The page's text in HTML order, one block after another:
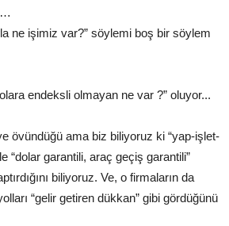
…
ne işimiz var?” söylemi boş bir söylem
endeksli olmayan ne var ?” oluyor...
övündüğü ama biz biliyoruz ki “yap-işlet-
“dolar garantili, araç geçiş garantili”
biliyoruz. Ve, o firmaların da
“gelir getiren dükkan” gibi gördüğünü